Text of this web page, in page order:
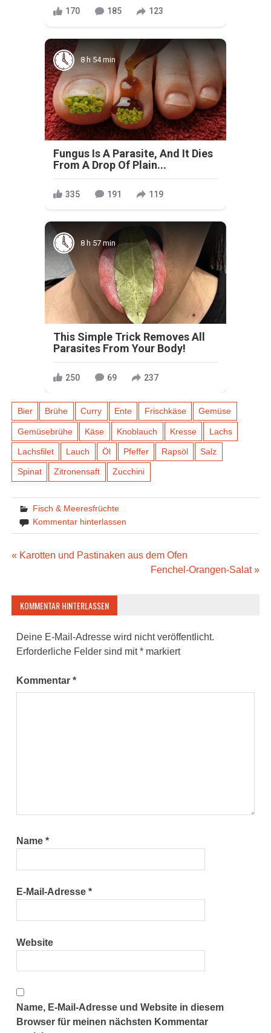
170 185 123
8 h 54 min
Fungus Is A Parasite, And It Dies
From A Drop Of Plain...
335 191 119
8 h 57 min
This Simple Trick Removes All
Parasites From Your Body!
250 69 237
Bier Brühe Curry Ente Frischkäse Gemüse
Gemüsebrühe Käse Knoblauch Kresse Lachs
Lachsfilet Lauch Öl Pfeffer Rapsöl Salz
Spinat Zitronensaft Zucchini
Fisch & Meeresfrüchte
Kommentar hinterlassen
Beitragsnavigation
« Karotten und Pastinaken aus dem Ofen
Fenchel-Orangen-Salat »
KOMMENTAR HINTERLASSEN
Deine E-Mail-Adresse wird nicht veröffentlicht.
Erforderliche Felder sind mit* markiert
Kommentar*
Name*
E-Mail-Adresse*
Website
Name, E-Mail-Adresse und Website in diesem
Browser für meinen nächsten Kommentar